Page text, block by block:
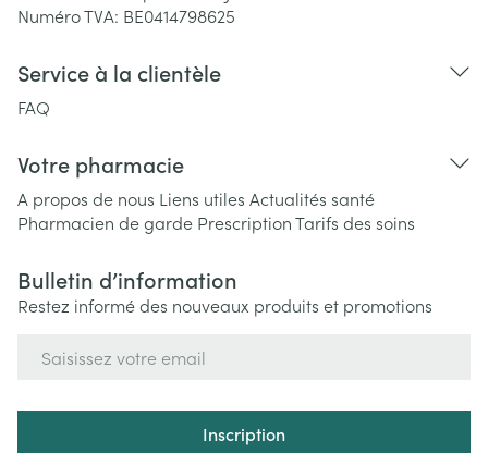
Numéro TVA: BE0414798625
Service à la clientèle
FAQ
Votre pharmacie
A propos de nous Liens utiles Actualités santé
Pharmacien de garde PrescriptionTarifs des soins
Bulletin d’information
Restez informé des nouveaux produits et promotions
Inscription